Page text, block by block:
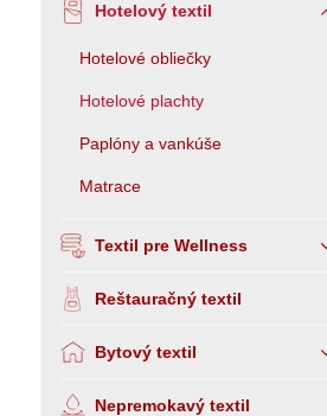
Hotelový textil
Hotelové obliečky
Hotelové plachty
Paplóny a vankúše
Matrace
Textil pre Wellness
Reštauračný textil
Bytový textil
Nepremokavý textil